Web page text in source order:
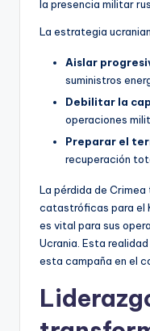
la presencia militar
La estrategia
Aislar
suministros
Debilitar la
operaciones
Preparar el
recuperación
La pérdida de
catastróficas para el
es vital para sus
Ucrania. Esta
esta campaña en el